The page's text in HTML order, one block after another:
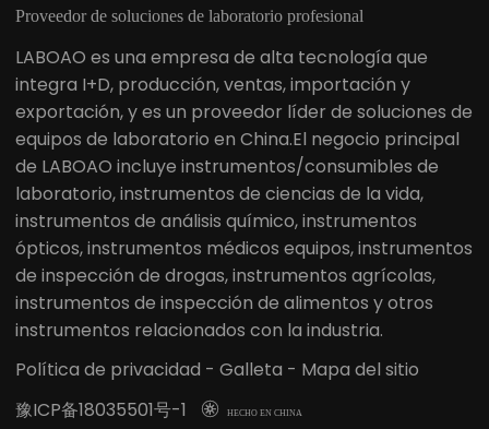
Proveedor de soluciones de laboratorio profesional
LABOAO es una empresa de alta tecnología que
integra I+D, producción, ventas, importación y
exportación, y es un proveedor líder de soluciones de
equipos de laboratorio en China.El negocio principal
de LABOAO incluye instrumentos/consumibles de
laboratorio, instrumentos de ciencias de la vida,
instrumentos de análisis químico, instrumentos
ópticos, instrumentos médicos equipos, instrumentos
de inspección de drogas, instrumentos agrícolas,
instrumentos de inspección de alimentos y otros
instrumentos relacionados con la industria.
Política de privacidad - Galleta - Mapa del sitio
豫ICP备18035501号-1
 HECHO EN CHINA